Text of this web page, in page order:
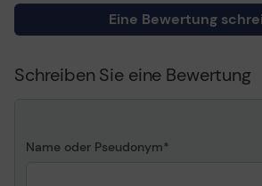
Eine Bewertung
Schreiben Sie eine Bewertung
Name oder Pseudonym